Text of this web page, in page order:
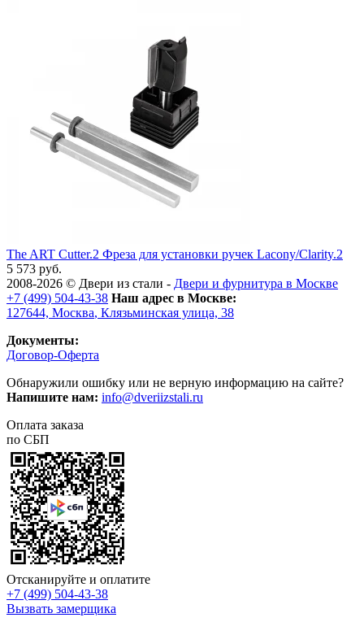
The ART Cutter.2 Фреза для установки ручек Lacony/Clarity.2
5 573 руб.
2008-2026 © Двери из стали - Двери и фурнитура в Москве
+7 (499) 504-43-38 Наш адрес в Москве:
127644, Москва, Клязьминская улица, 38
Документы:
Договор-Оферта
Обнаружили ошибку или не верную информацию на сайте?
Напишите нам: info@dveriizstali.ru
Оплата заказа
по СБП
Отсканируйте и оплатите
+7 (499) 504-43-38
Вызвать замерщика